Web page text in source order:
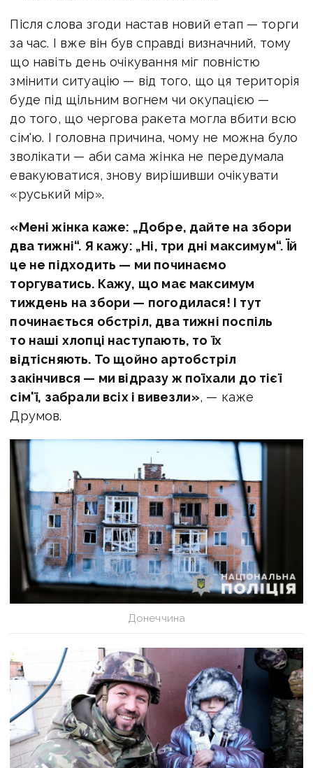
Після слова згоди настав новий етап — торги
за час. І вже він був справді визначний, тому
що навіть день очікування міг повністю
змінити ситуацію — від того, що ця територія
буде під щільним вогнем чи окупацією —
до того, що чергова ракета могла вбити всю
сім'ю. І головна причина, чому не можна було
зволікати — аби сама жінка не передумала
евакуюватися, знову вирішивши очікувати
«руський мір».
«Мені жінка каже: „Добре, дайте на збори
два тижні“. Я кажу: „Ні, три дні максимум“. Їй
це не підходить — ми починаємо
торгуватись. Кажу, що має максимум
тиждень на збори — погодилася! І тут
починається обстріл, два тижні поспіль
то наші хлопці наступають, то їх
відтісняють. То щойно артобстріл
закінчився — ми відразу ж поїхали до тієї
сім'ї, забрали всіх і вивезли», — каже
Друмов.
Донеччина